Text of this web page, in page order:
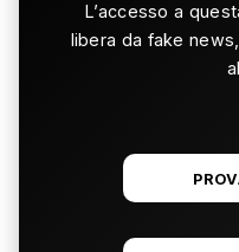
L’accesso a
libera da fake